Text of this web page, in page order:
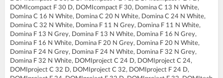
FERROLI DIVA F20
FERROLI DIVA F24
FERROLI DIVA F28
FERROLI DIVA F32
FERROLI DIVA F37
FERROLI DIVAproject F24
FERROLI DIVAtech C24 D
FERROLI DIVAtech C32 D
FERROLI DIVAtech F24 D
DOMIcompact F 30 D, DOMIcompact F 30, Domina C 13 N White,
Domina C 16 N White, Domina C 20 N White, Domina C 24 N White,
Domina C 32 N White, Domina F 11 N Grey, Domina F 11 N White,
Domina F 13 N Grey, Domina F 13 N White, Domina F 16 N Grey,
Domina F 16 N White, Domina F 20 N Grey, Domina F 20 N White,
Domina F 24 N Grey, Domina F 24 N White, Domina F 32 N Grey,
Domina F 32 N White, DOMIproject C 24 D, DOMIproject C 24,
DOMIproject C 32 D, DOMIproject C 32, DOMIproject F 24 D,